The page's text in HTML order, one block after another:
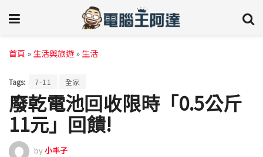
首頁 » 生活與旅遊 » 生活
Tags: 7-11 全家
廢乾電池回收限時「0.5公斤
11元」回饋!
by小丰子